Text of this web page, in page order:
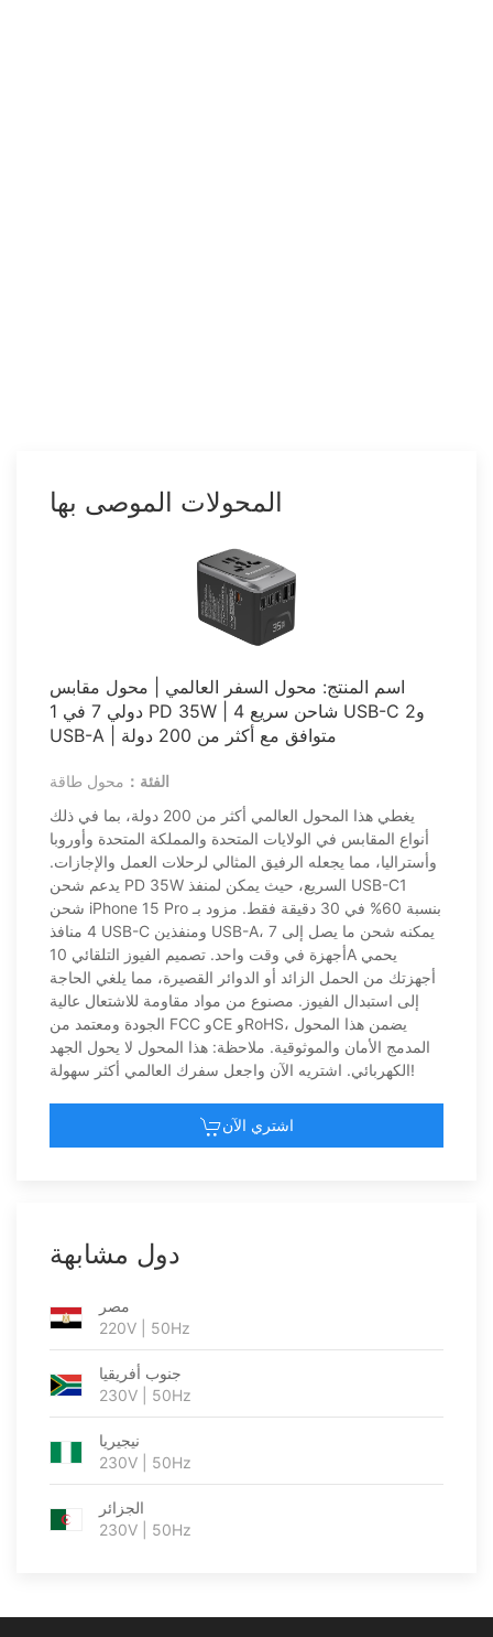
المحولات الموصى بها
اسم المنتج: محول السفر العالمي | محول مقابس
دولي 7 في 1 PD 35W | شاحن سريع 4 USB-C و2
USB-A | متوافق مع أكثر من 200 دولة
الفئة： محول طاقة
يغطي هذا المحول العالمي أكثر من 200 دولة، بما في ذلك
أنواع المقابس في الولايات المتحدة والمملكة المتحدة وأوروبا
وأستراليا، مما يجعله الرفيق المثالي لرحلات العمل والإجازات.
يدعم شحن PD 35W السريع، حيث يمكن لمنفذ USB-C1
شحن iPhone 15 Pro بنسبة 60% في 30 دقيقة فقط. مزود بـ
4 منافذ USB-C ومنفذين USB-A، يمكنه شحن ما يصل إلى 7
أجهزة في وقت واحد. تصميم الفيوز التلقائي 10A يحمي
أجهزتك من الحمل الزائد أو الدوائر القصيرة، مما يلغي الحاجة
إلى استبدال الفيوز. مصنوع من مواد مقاومة للاشتعال عالية
الجودة ومعتمد من FCC وCE وRoHS، يضمن هذا المحول
المدمج الأمان والموثوقية. ملاحظة: هذا المحول لا يحول الجهد
الكهربائي. اشتريه الآن واجعل سفرك العالمي أكثر سهولة!
اشتري الآن
دول مشابهة
مصر
220V | 50Hz
جنوب أفريقيا
230V | 50Hz
نيجيريا
230V | 50Hz
الجزائر
230V | 50Hz